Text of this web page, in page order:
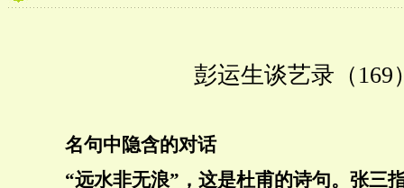
彭运生谈艺录（169
名句中隐含的对话
“远水非无浪”，这是杜甫的诗句。张三